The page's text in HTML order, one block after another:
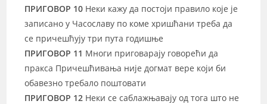
ПРИГОВОР 10 Неки кажу да постоји правило које је
записано у Часославу по коме хришћани треба да
се причешћују три пута годишње
ПРИГОВОР 11 Многи приговарају говорећи да
пракса Причешћивања није догмат вере који би
обавезно требало поштовати
ПРИГОВОР 12 Неки се саблажњавају од тога што не